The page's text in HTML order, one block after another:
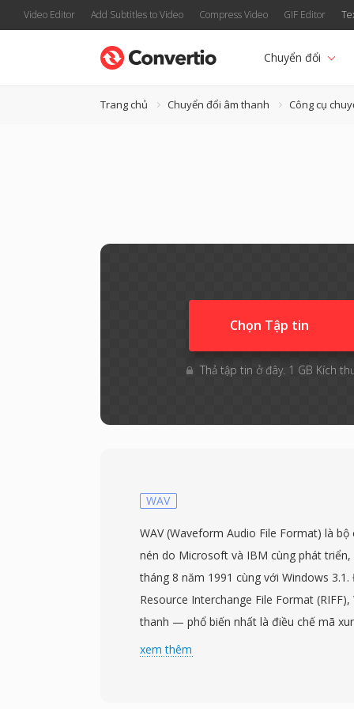
Video Editor Add Subtitles to Video Compress Video GIF Editor
Chuyển đổi
Trang chủ Chuyển đổi âm thanh Công cụ
Chọn Tập tin
Thả tập tin ở đây. 1 GB Kích
WAV
WAV (Waveform Audio File Format) là
nén do Microsoft và IBM cùng phát
tháng 8 năm 1991 cùng với Windows
Resource Interchange File Format
thanh — phổ biến nhất là điều chế mã
cùng siêu dữ liệu mô tả tần số lấy mẫu,
xem thêm